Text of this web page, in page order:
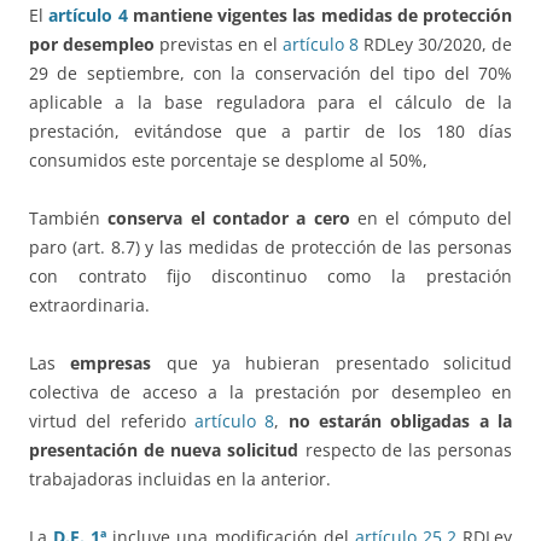
Elartículo 4 mantiene vigentes las medidas de protección
por desempleo previstas en el artículo 8 RDLey 30/2020, de
29 de septiembre, con la conservación del tipo del 70%
aplicable a la base reguladora para el cálculo de la
prestación, evitándose que a partir de los 180 días
consumidos este porcentaje se desplome al 50%,
Tambiénconserva el contador a ceroen el cómputo del
paro (art. 8.7) y las medidas de protección de las personas
con contrato fijo discontinuo como la prestación
extraordinaria.
Lasempresas que ya hubieran presentado solicitud
colectiva de acceso a la prestación por desempleo en
virtud del referido artículo 8, no estarán obligadas a la
presentación de nueva solicitud respecto de las personas
trabajadoras incluidas en la anterior.